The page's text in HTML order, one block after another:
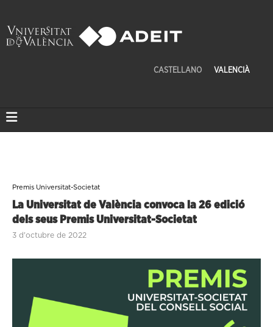
CASTELLANO VALENCIÀ
Premis Universitat-Societat
La Universitat de València convoca la 26 edició
dels seus Premis Universitat-Societat
3 d'octubre de 2022